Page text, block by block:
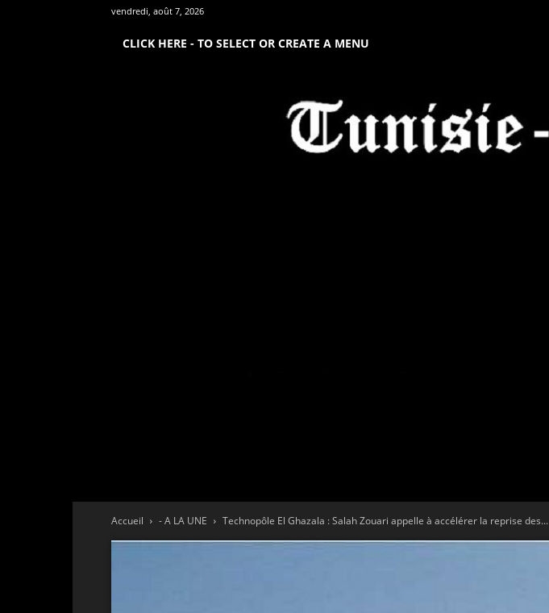
vendredi, août 7, 2026
CLICK HERE - TO SELECT OR CREATE A MENU
Accueil - A LA UNE Technopôle El Ghazala : Salah Zouari appelle à accélérer la reprise des...